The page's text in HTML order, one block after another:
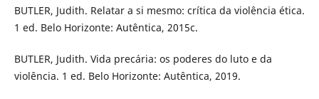
BUTLER, Judith. Relatar a si mesmo: crítica da violência ética.
1 ed. Belo Horizonte: Autêntica, 2015c.
BUTLER, Judith. Vida precária: os poderes do luto e da
violência. 1 ed. Belo Horizonte: Autêntica, 2019.